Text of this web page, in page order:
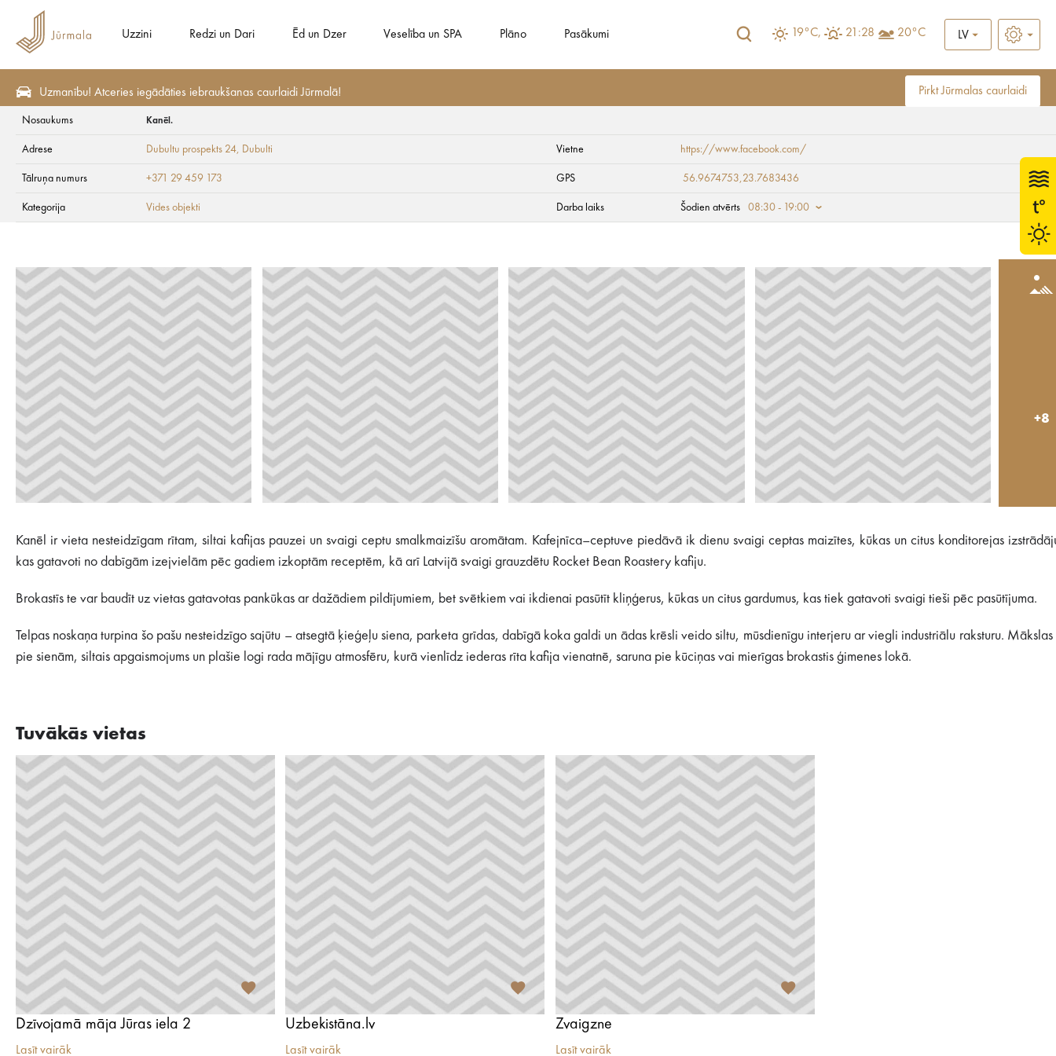
Uzzini Redzi un Dari Ēd un Dzer Veselība un SPA Plāno Pasākumi 19°C, 21:28 20°C LV
Uzmanību! Atceries iegādāties iebraukšanas caurlaidi Jūrmalā! Pirkt Jūrmalas caurlaidi
Kanēl.
Nosaukums Kanēl.
Adrese Dubultu prospekts 24, Dubulti Vietne https://www.facebook.com/
Tālruņa numurs +371 29 459 173 GPS 56.9674753,23.7683436
Kategorija Vides objekti Darba laiks Šodien atvērts 08:30 - 19:00
+8
Kanēl ir vieta nesteidzīgam rītam, siltai kafijas pauzei un svaigi ceptu smalkmaizīšu aromātam. Kafejnīca–ceptuve piedāvā ik dienu svaigi ceptas maizītes, kūkas un citus konditorejas
kas gatavoti no dabīgām izejvielām pēc gadiem izkoptām receptēm, kā arī Latvijā svaigi grauzdētu Rocket Bean Roastery kafiju.
Brokastīs te var baudīt uz vietas gatavotas pankūkas ar dažādiem pildījumiem, bet svētkiem vai ikdienai pasūtīt kliņģerus, kūkas un citus gardumus, kas tiek gatavoti svaigi tieši pēc pasūtījuma.
Telpas noskaņa turpina šo pašu nesteidzīgo sajūtu – atsegtā ķieģeļu siena, parketa grīdas, dabīgā koka galdi un ādas krēsli veido siltu, mūsdienīgu interjeru ar viegli industriālu raksturu.
pie sienām, siltais apgaismojums un plašie logi rada mājīgu atmosfēru, kurā vienlīdz iederas rīta kafija vienatnē, saruna pie kūciņas vai mierīgas brokastis ģimenes lokā.
Tuvākās vietas
Dzīvojamā māja Jūras iela 2
Lasīt vairāk
Uzbekistāna.lv
Lasīt vairāk
Zvaigzne
Lasīt vairāk